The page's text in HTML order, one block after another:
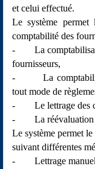
et celui effectué.
Le système
comptabilité des
- La
fournisseurs,
- La
tout mode de
- Le lettrage des
- La réévaluation
Le système permet
suivant différentes
- Lettrage manuel